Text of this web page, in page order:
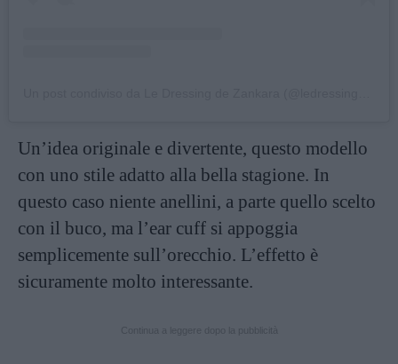
Un’idea originale e divertente, questo modello
con uno stile adatto alla bella stagione. In
questo caso niente anellini, a parte quello scelto
con il buco, ma l’ear cuff si appoggia
semplicemente sull’orecchio. L’effetto è
sicuramente molto interessante.